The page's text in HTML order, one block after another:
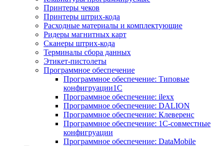
Принтеры чеков
Принтеры штрих-кода
Расходные материалы и комплектующие
Ридеры магнитных карт
Сканеры штрих-кода
Терминалы сбора данных
Этикет-пистолеты
Программное обеспечение
Программное обеспечение: Типовые
конфигруации1С
Программное обеспечение: ilexx
Программное обеспечение: DALION
Программное обеспечение: Клеверенс
Программное обеспечение: 1С-совместные
конфигруации
Программное обеспечение: DataMobile